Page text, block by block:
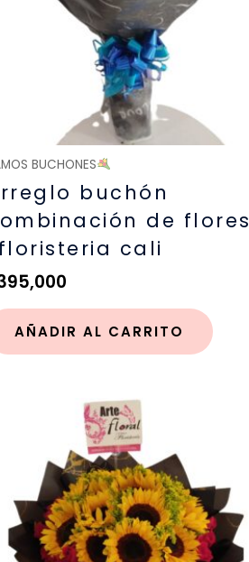
BUCHONES
buchón
de flores
cali
AÑADIR AL CARRITO